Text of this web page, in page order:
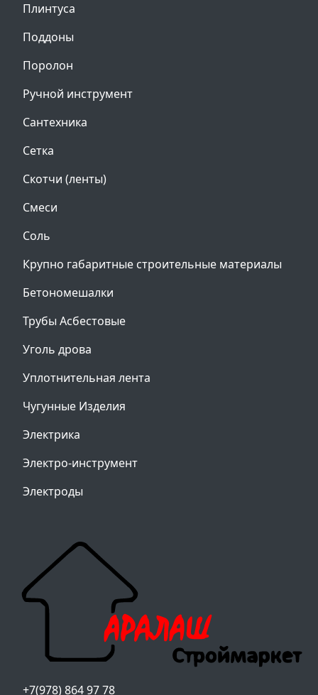
Плинтуса
Поддоны
Поролон
Ручной инструмент
Сантехника
Сетка
Скотчи (ленты)
Смеси
Соль
Крупно габаритные строительные материалы
Бетономешалки
Трубы Асбестовые
Уголь дрова
Уплотнительная лента
Чугунные Изделия
Электрика
Электро-инструмент
Электроды
+7(978) 864 97 78